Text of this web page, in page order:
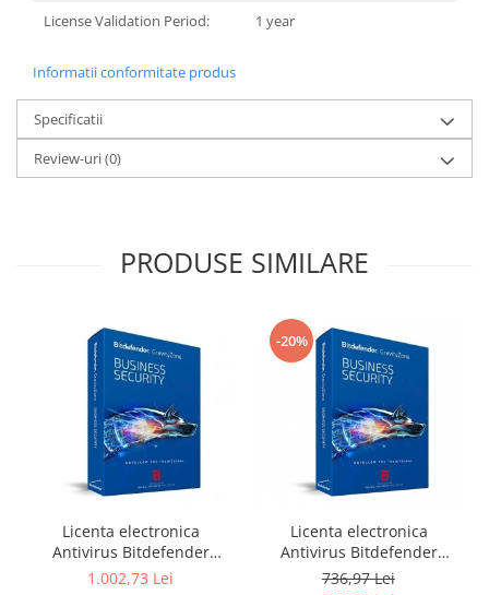
Software
Printing
Multifunctionale
Imprimante
Televizoare & accesorii
Multimedia
Foto & Video
Cloud si Aplicatii SaaS
Sisteme Videoconferinta
Securitate Date
Firewall
License Validation Period:
1 year
Informatii conformitate produs
Specificatii
Review-uri(0)
PRODUSE SIMILARE
Licenta electronica
Antivirus Bitdefender
GravityZone Business
1.002,73 Lei
-20%
Licenta electronica
Antivirus Bitdefender
GravityZone Business
736,97 Lei